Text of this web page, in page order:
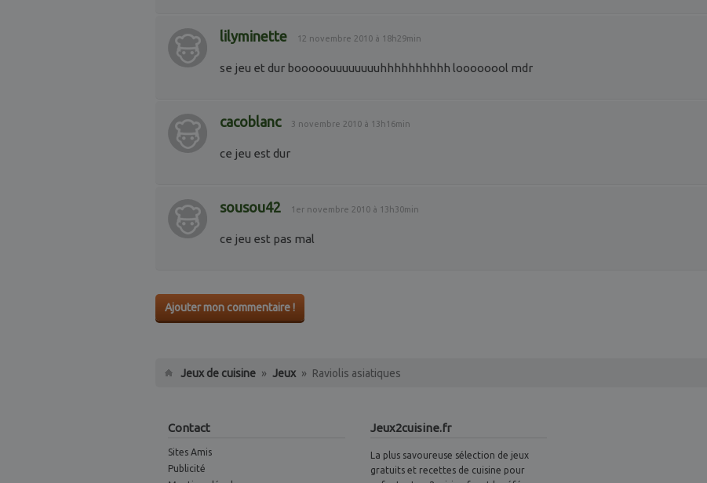
lilyminette 12 novembre 2010 à 18h29min
se jeu et dur booooouuuuuuuuhhhhhhhhhh loooooool mdr
cacoblanc 3 novembre 2010 à 13h16min
ce jeu est dur
sousou42 1er novembre 2010 à 13h30min
ce jeu est pas mal
Ajouter mon commentaire !
Jeux de cuisine » Jeux » Raviolis asiatiques
Contact
Sites Amis
Publicité
Jeux2cuisine.fr
La plus savoureuse sélection de jeux
gratuits et recettes de cuisine pour